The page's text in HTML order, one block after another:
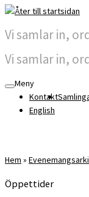
Vi samlar in,
Vi samlar in,
Meny
Kontakt
English
Hem »
Öppettider